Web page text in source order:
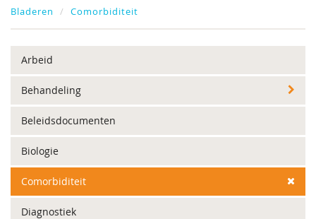
Bladeren Comorbiditeit
Arbeid
Behandeling
Beleidsdocumenten
Biologie
Comorbiditeit
Diagnostiek